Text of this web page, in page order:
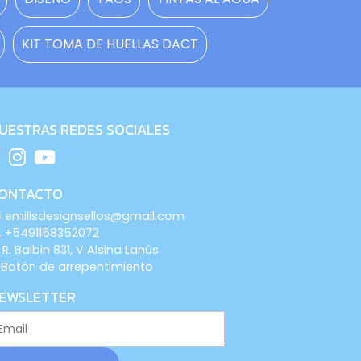
KIT TOMA DE HUELLAS DACT
REDES SOCIALES
emilisdesignsellos@gmail.com
+5491158352072
R. Balbin 831, V Alsina Lanús
Botón de arrepentimiento